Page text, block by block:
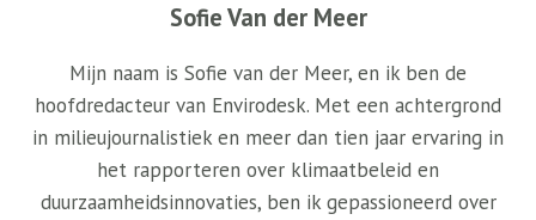
Sofie Van der Meer
Mijn naam is Sofie van der Meer, en ik ben de
hoofdredacteur van Envirodesk. Met een achtergrond
in milieujournalistiek en meer dan tien jaar ervaring in
het rapporteren over klimaatbeleid en
duurzaamheidsinnovaties, ben ik gepassioneerd over